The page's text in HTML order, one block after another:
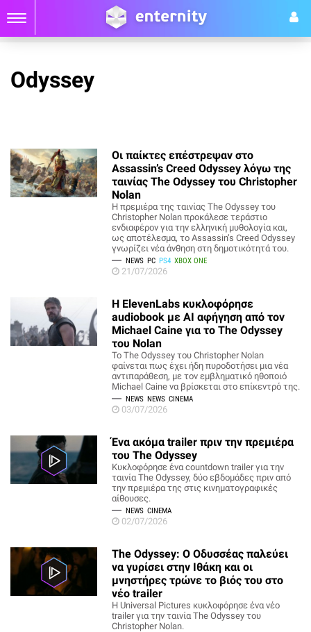
Odyssey
Οι παίκτες επέστρεψαν στο
Assassin’s Creed Odyssey λόγω της
ταινίας The Odyssey του Christopher
Nolan
Η πρεμιέρα της ταινίας The Odyssey του
Christopher Nolan προκάλεσε τεράστιο
ενδιαφέρον για την ελληνική μυθολογία και,
ως αποτέλεσμα, το Assassin’s Creed Odyssey
γνωρίζει νέα άνθηση στη δημοτικότητά του.
NEWS PC PS4 XBOX ONE
21/07/2026
Η ElevenLabs κυκλοφόρησε
audiobook με AI αφήγηση από τον
Michael Caine για το The Odyssey
του Nolan
Το The Odyssey του Christopher Nolan
φαίνεται πως έχει ήδη πυροδοτήσει μια νέα
αντιπαράθεση, με τον εμβληματικό ηθοποιό
Michael Caine να βρίσκεται στο επίκεντρό της.
NEWS NEWS CINEMA
03/07/2026
Ένα ακόμα trailer πριν την πρεμιέρα
του The Odyssey
Κυκλοφόρησε ένα countdown trailer για την
ταινία The Odyssey, δύο εβδομάδες πριν από
την πρεμιέρα της στις κινηματογραφικές
αίθουσες.
NEWS CINEMA
02/07/2026
The Odyssey: Ο Οδυσσέας παλεύει
να γυρίσει στην Ιθάκη και οι
μνηστήρες τρώνε το βιός του στο
νέο trailer
Η Universal Pictures κυκλοφόρησε ένα νέο
trailer για την ταινία The Odyssey του
Christopher Nolan.